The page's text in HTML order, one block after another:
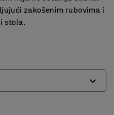
zakošenim rubovima i
stola.